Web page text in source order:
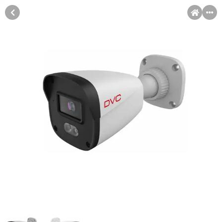
Račun
Pomoć pri kupovini